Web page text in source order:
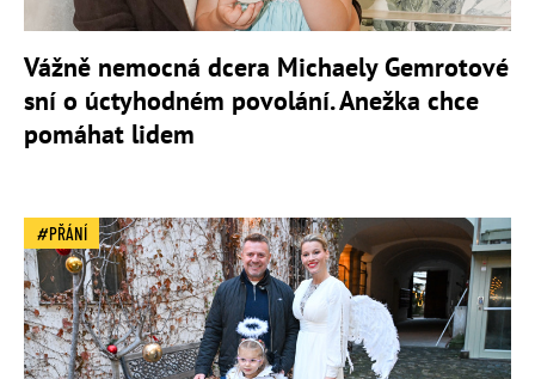
Vážně nemocná dcera Michaely Gemrotové
sní o úctyhodném povolání. Anežka chce
pomáhat lidem
PŘÁNÍ